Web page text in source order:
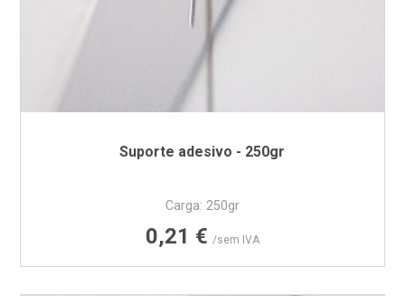
Suporte adesivo - 250gr
Carga: 250gr
Preço
0,21 € /sem IVA